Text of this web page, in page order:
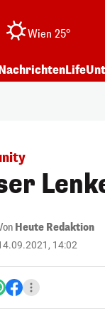
Wien 25°
Life
Heute Redaktion
14:02